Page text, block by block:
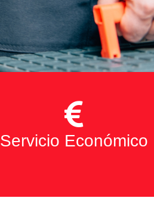
Servicio Económico